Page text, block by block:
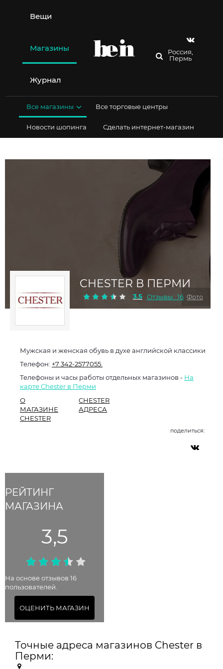
содержимому
Вещи
Магазины
Журнал
Россия,
Пермь
Все магазины Все торговые центры
Новости шопинга Сделать интернет-магазин
Фото
CHESTER В ПЕРМИ
3.5 Отзывы : 16
РЕЙТИНГ
МАГАЗИНА
3,5
На основе отзывов 16
пользователей.
ОЦЕНИТЬ МАГАЗИН
Мужская и женская обувь в духе английской классики
Телефон: +7 342-2577055.
Телефоны и часы работы отдельных магазинов - На
карте Chester в Перми
О
МАГАЗИНЕ
CHESTER
CHESTER
АДРЕСА
поделиться:
Точные адреса магазинов Chester в
Перми: